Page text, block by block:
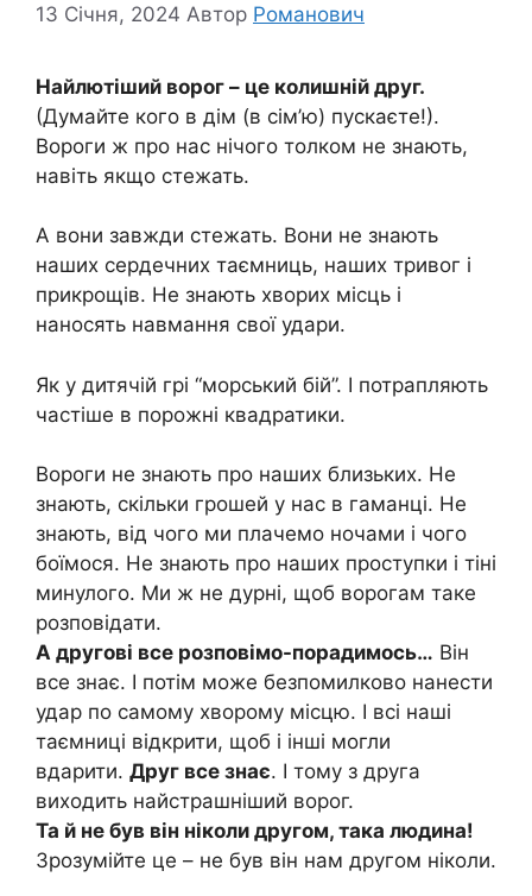
13 Січня, 2024 Автор Романович
Найлютіший ворог – це колишній друг.
(Думайте кого в дім (в сім’ю) пускаєте!).
Вороги ж про нас нічого толком не знають,
навіть якщо стежать.
А вони завжди стежать. Вони не знають
наших сердечних таємниць, наших тривог і
прикрощів. Не знають хворих місць і
наносять навмання свої удари.
Як у дитячій грі “морський бій”. І потрапляють
частіше в порожні квадратики.
Вороги не знають про наших близьких. Не
знають, скільки грошей у нас в гаманці. Не
знають, від чого ми плачемо ночами і чого
боїмося. Не знають про наших проступки і тіні
минулого. Ми ж не дурні, щоб ворогам таке
розповідати.
А другові все розповімо-порадимось… Він
все знає. І потім може безпомилково нанести
удар по самому хворому місцю. І всі наші
таємниці відкрити, щоб і інші могли
вдарити. Друг все знає. І тому з друга
виходить найстрашніший ворог.
Та й не був він ніколи другом, така людина!
Зрозумійте це – не був він нам другом ніколи.